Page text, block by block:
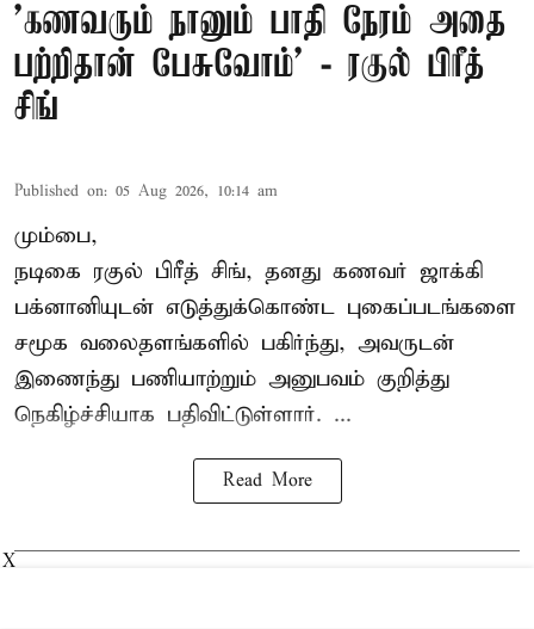
’கணவரும் நானும் பாதி நேரம் அதை
பற்றிதான் பேசுவோம்’ - ரகுல் பிரீத்
சிங்
Published on: 05 Aug 2026, 10:14 am
மும்பை,
நடிகை ரகுல் பிரீத் சிங், தனது கணவர் ஜாக்கி
பக்னானியுடன் எடுத்துக்கொண்ட புகைப்படங்களை
சமூக வலைதளங்களில் பகிர்ந்து, அவருடன்
இணைந்து பணியாற்றும் அனுபவம் குறித்து
நெகிழ்ச்சியாக பதிவிட்டுள்ளார். ...
Read More
X